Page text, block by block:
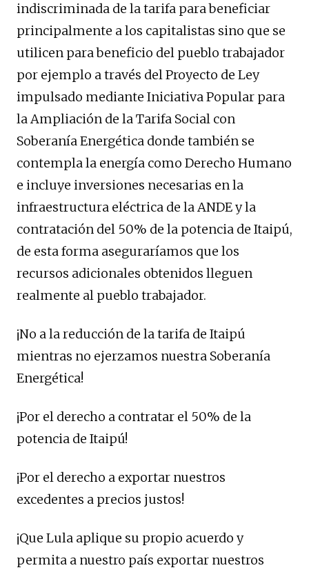
indiscriminada de la tarifa para beneficiar
principalmente a los capitalistas sino que se
utilicen para beneficio del pueblo trabajador
por ejemplo a través del Proyecto de Ley
impulsado mediante Iniciativa Popular para
la Ampliación de la Tarifa Social con
Soberanía Energética donde también se
contempla la energía como Derecho Humano
e incluye inversiones necesarias en la
infraestructura eléctrica de la ANDE y la
contratación del 50% de la potencia de Itaipú,
de esta forma aseguraríamos que los
recursos adicionales obtenidos lleguen
realmente al pueblo trabajador.
¡No a la reducción de la tarifa de Itaipú
mientras no ejerzamos nuestra Soberanía
Energética!
¡Por el derecho a contratar el 50% de la
potencia de Itaipú!
¡Por el derecho a exportar nuestros
excedentes a precios justos!
¡Que Lula aplique su propio acuerdo y
permita a nuestro país exportar nuestros